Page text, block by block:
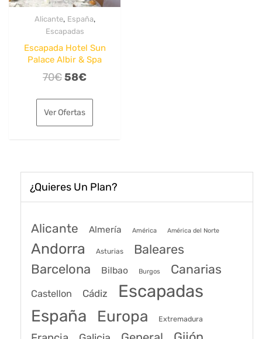
Alicante, España,
Escapadas
Escapada Hotel Sun
Palace Albir & Spa
70€El
original
era:
58€El
es:
Ver Ofertas
¿Quieres Un Plan?
Alicante Almería América América del Norte
Andorra Asturias Baleares
Barcelona Bilbao Burgos Canarias
Castellon Cádiz Escapadas
España Europa Extremadura